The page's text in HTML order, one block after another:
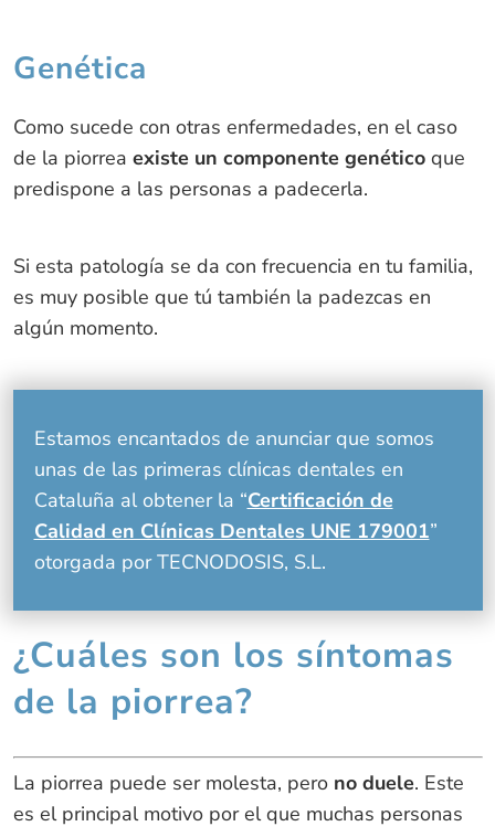
Genética
Como sucede con otras enfermedades, en el caso
de la piorrea existe un componente genéticoque
predispone a las personas a padecerla.
Si esta patología se da con frecuencia en tu familia,
es muy posible que tú también la padezcas en
algún momento.
Estamos encantados de anunciar que somos
unas de las primeras clínicas dentales en
Cataluña al obtener la “Certificación de
Calidad en Clínicas Dentales UNE 179001”
otorgada por TECNODOSIS, S.L.
¿Cuáles son los síntomas
de la piorrea?
La piorrea puede ser molesta, perono duele. Este
es el principal motivo por el que muchas personas